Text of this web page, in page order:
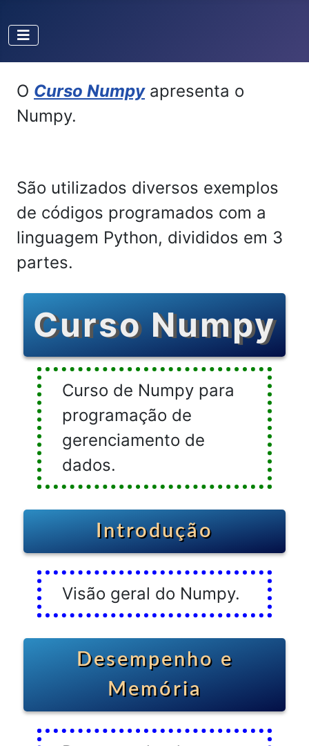
O Curso Numpyapresenta o
Numpy.
São utilizados diversos exemplos
de códigos programados com a
linguagem Python, divididos em 3
partes.
Curso Numpy
Curso de Numpy para
programação de
gerenciamento de
dados.
Introdução
Visão geral do Numpy.
Desempenho e
Memória